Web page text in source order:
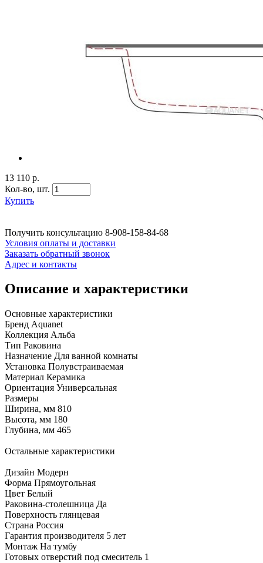
13 110 р.
Кол-во, шт.
Купить
Получить консультацию 8-908-158-84-68
Условия оплаты и доставки
Заказать обратный звонок
Адрес и контакты
Описание и характеристики
Основные характеристики
Бренд Aquanet
Коллекция Альба
Тип Раковина
Назначение Для ванной комнаты
Установка Полувстраиваемая
Материал Керамика
Ориентация Универсальная
Размеры
Ширина, мм 810
Высота, мм 180
Глубина, мм 465
Остальные характеристики
Дизайн Модерн
Форма Прямоугольная
Цвет Белый
Раковина-столешница Да
Поверхность глянцевая
Страна Россия
Гарантия производителя 5 лет
Монтаж На тумбу
Готовых отверстий под смеситель 1